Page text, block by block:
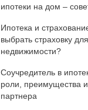
ипотеки на дом –
Ипотека и
выбрать страховку
недвижимости?
Соучредитель в
роли, преимущества
партнера